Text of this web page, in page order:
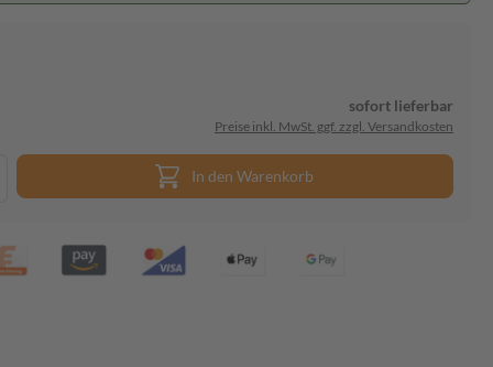
sofort lieferbar
Preise inkl. MwSt. ggf. zzgl. Versandkosten
In den Warenkorb